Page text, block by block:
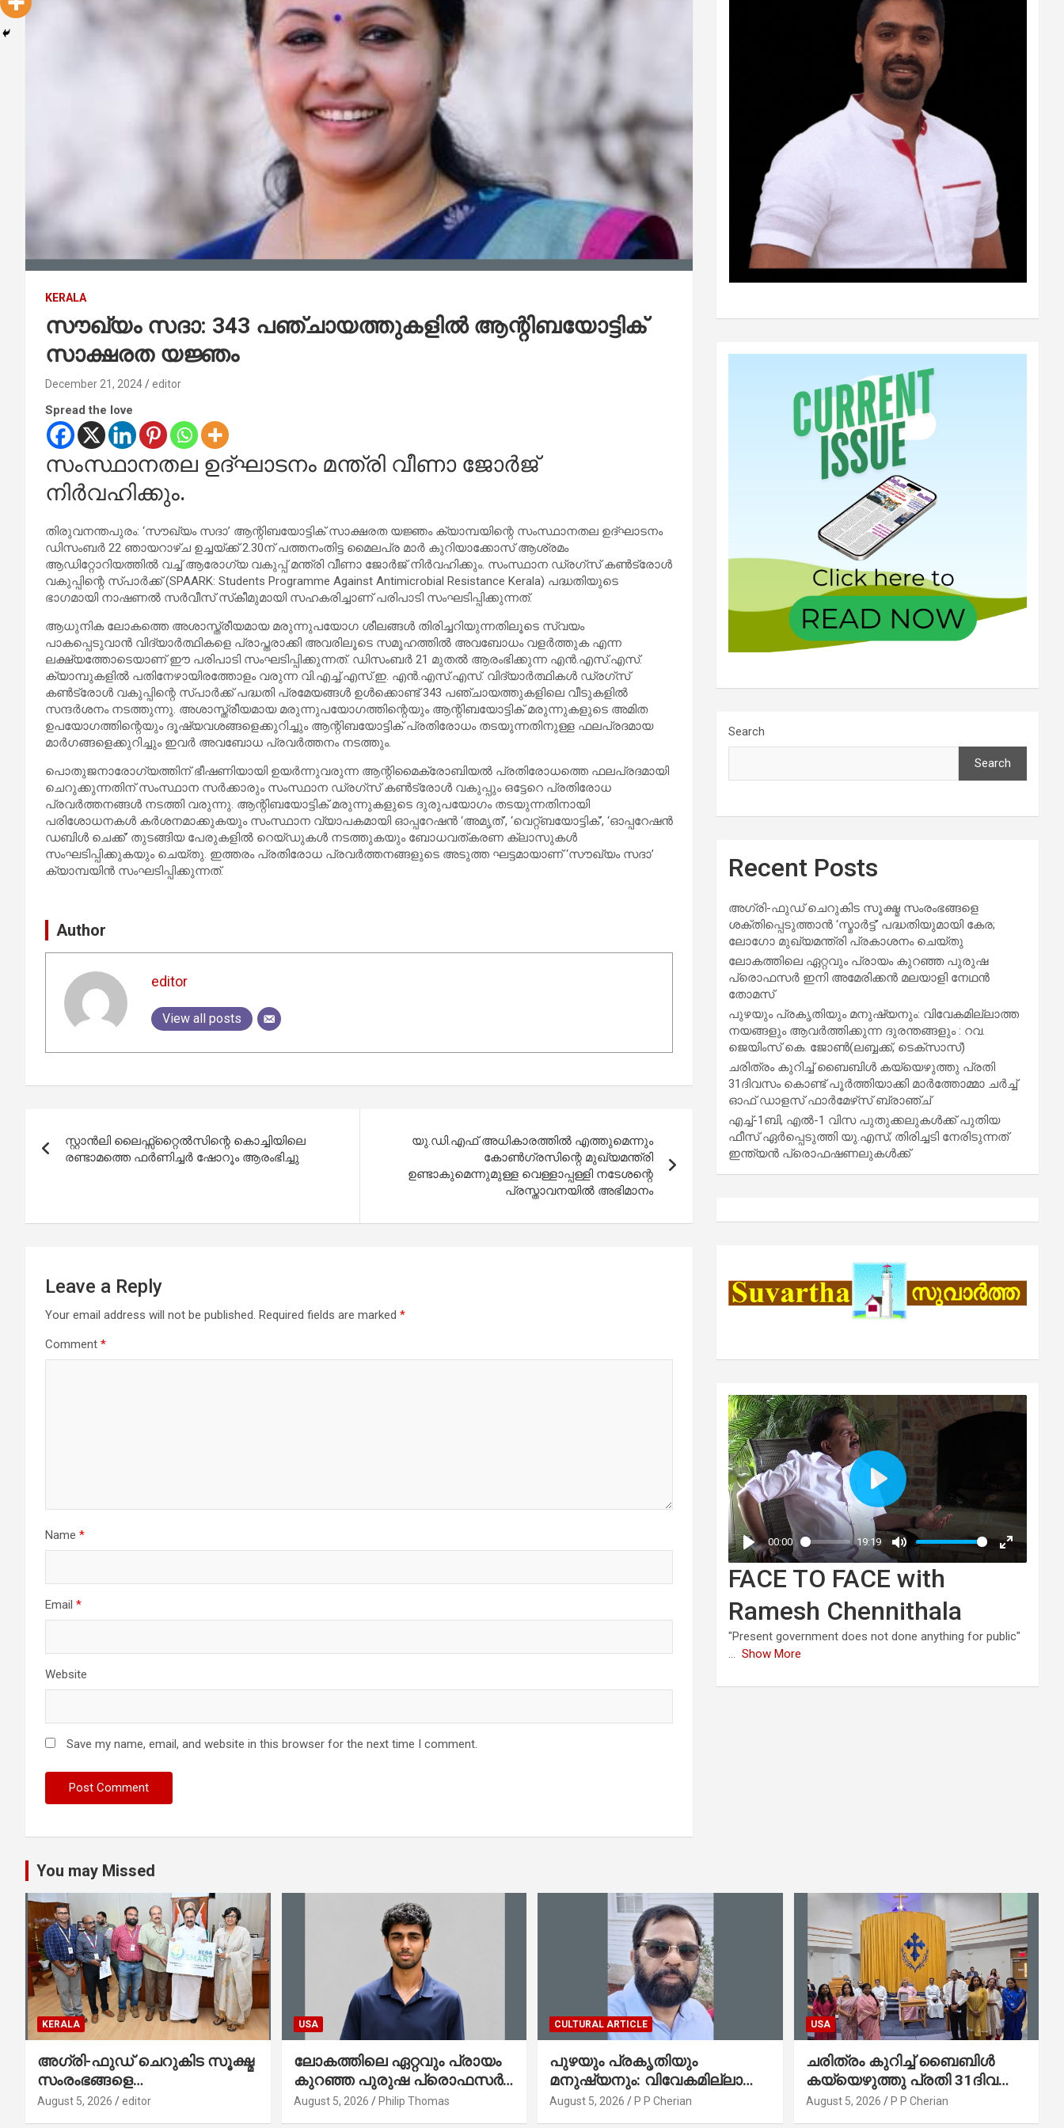
KERALA
സൗഖ്യം സദാ: 343 പഞ്ചായത്തുകളില്‍ ആന്റിബയോട്ടിക്
സാക്ഷരത യജ്ഞം
December 21, 2024 editor
Spread the love
സംസ്ഥാനതല ഉദ്ഘാടനം മന്ത്രി വീണാ ജോര്‍ജ്
നിര്‍വഹിക്കും.
തിരുവനന്തപുരം: ‘സൗഖ്യം സദാ’ ആന്റിബയോട്ടിക് സാക്ഷരത യജ്ഞം ക്യാമ്പയിന്റെ സംസ്ഥാനതല ഉദ്ഘാടനം
ഡിസംബര്‍ 22 ഞായറാഴ്ച ഉച്ചയ്ക്ക് 2.30ന് പത്തനംതിട്ട മൈലപ്ര മാര്‍ കുറിയാക്കോസ് ആശ്രമം
ആഡിറ്റോറിയത്തില്‍ വച്ച് ആരോഗ്യ വകുപ്പ് മന്ത്രി വീണാ ജോര്‍ജ് നിര്‍വഹിക്കും. സംസ്ഥാന ഡ്രഗ്‌സ് കണ്‍ട്രോള്‍
വകുപ്പിന്റെ സ്പാര്‍ക്ക് (SPAARK: Students Programme Against Antimicrobial Resistance Kerala) പദ്ധതിയുടെ
ഭാഗമായി നാഷണല്‍ സര്‍വീസ് സ്‌കീമുമായി സഹകരിച്ചാണ് പരിപാടി സംഘടിപ്പിക്കുന്നത്.
ആധുനിക ലോകത്തെ അശാസ്ത്രീയമായ മരുന്നുപയോഗ ശീലങ്ങള്‍ തിരിച്ചറിയുന്നതിലൂടെ സ്വയം
പാകപ്പെടുവാന്‍ വിദ്യാര്‍ത്ഥികളെ പ്രാപ്തരാക്കി അവരിലൂടെ സമൂഹത്തില്‍ അവബോധം വളര്‍ത്തുക എന്ന
ലക്ഷ്യത്തോടെയാണ് ഈ പരിപാടി സംഘടിപ്പിക്കുന്നത്. ഡിസംബര്‍ 21 മുതല്‍ ആരംഭിക്കുന്ന എന്‍.എസ്.എസ്.
ക്യാമ്പുകളില്‍ പതിനേഴായിരത്തോളം വരുന്ന വി.എച്ച്.എസ്.ഇ. എന്‍.എസ്.എസ്. വിദ്യാര്‍ത്ഥികള്‍ ഡ്രഗ്‌സ്
കണ്‍ട്രോള്‍ വകുപ്പിന്റെ സ്പാര്‍ക്ക് പദ്ധതി പ്രമേയങ്ങള്‍ ഉള്‍ക്കൊണ്ട് 343 പഞ്ചായത്തുകളിലെ വീടുകളില്‍
സന്ദര്‍ശനം നടത്തുന്നു. അശാസ്ത്രീയമായ മരുന്നുപയോഗത്തിന്റെയും ആന്റിബയോട്ടിക് മരുന്നുകളുടെ അമിത
ഉപയോഗത്തിന്റെയും ദൂഷ്യവശങ്ങളെക്കുറിച്ചും ആന്റിബയോട്ടിക് പ്രതിരോധം തടയുന്നതിനുള്ള ഫലപ്രദമായ
മാര്‍ഗങ്ങളെക്കുറിച്ചും ഇവര്‍ അവബോധ പ്രവര്‍ത്തനം നടത്തും.
പൊതുജനാരോഗ്യത്തിന് ഭീഷണിയായി ഉയര്‍ന്നുവരുന്ന ആന്റിമൈക്രോബിയല്‍ പ്രതിരോധത്തെ ഫലപ്രദമായി
ചെറുക്കുന്നതിന് സംസ്ഥാന സര്‍ക്കാരും സംസ്ഥാന ഡ്രഗ്‌സ് കണ്‍ട്രോള്‍ വകുപ്പും ഒട്ടേറെ പ്രതിരോധ
പ്രവര്‍ത്തനങ്ങള്‍ നടത്തി വരുന്നു. ആന്റിബയോട്ടിക് മരുന്നുകളുടെ ദുരുപയോഗം തടയുന്നതിനായി
പരിശോധനകള്‍ കര്‍ശനമാക്കുകയും സംസ്ഥാന വ്യാപകമായി ഓപ്പറേഷന്‍ ‘അമൃത്’, ‘വെറ്റ്ബയോട്ടിക്’, ‘ഓപ്പറേഷന്‍
ഡബിള്‍ ചെക്ക്’ തുടങ്ങിയ പേരുകളില്‍ റെയ്ഡുകള്‍ നടത്തുകയും ബോധവത്കരണ ക്ലാസുകള്‍
സംഘടിപ്പിക്കുകയും ചെയ്തു. ഇത്തരം പ്രതിരോധ പ്രവര്‍ത്തനങ്ങളുടെ അടുത്ത ഘട്ടമായാണ് ‘സൗഖ്യം സദാ’
ക്യാമ്പയിന്‍ സംഘടിപ്പിക്കുന്നത്.
Author
editor
View all posts
navigation
സ്റ്റാന്‍ലി ലൈഫ്സ്റ്റൈല്‍സിന്റെ കൊച്ചിയിലെ
രണ്ടാമത്തെ ഫര്‍ണിച്ചര്‍ ഷോറൂം ആരംഭിച്ചു
യു.ഡി.എഫ് അധികാരത്തില്‍ എത്തുമെന്നും
കോണ്‍ഗ്രസിന്റെ മുഖ്യമന്ത്രി
ഉണ്ടാകുമെന്നുമുള്ള വെള്ളാപ്പള്ളി നടേശന്റെ
പ്രസ്താവനയില്‍ അഭിമാനം
Leave a Reply
Your email address will not be published. Required fields are marked *
Comment *
Name *
Email *
Website
Save my name, email, and website in this browser for the next time I comment.
Search
Search
Recent Posts
അഗ്രി-ഫുഡ് ചെറുകിട സൂക്ഷ്മ സംരംഭങ്ങളെ
ശക്തിപ്പെടുത്താന്‍ ‘സ്മാര്‍ട്ട്’ പദ്ധതിയുമായി കേര;
ലോഗോ മുഖ്യമന്ത്രി പ്രകാശനം ചെയ്തു
ലോകത്തിലെ ഏറ്റവും പ്രായം കുറഞ്ഞ പുരുഷ
പ്രൊഫസർ ഇനി അമേരിക്കൻ മലയാളി നേഥൻ
തോമസ്
പുഴയും പ്രകൃതിയും മനുഷ്യനും: വിവേകമില്ലാത്ത
നയങ്ങളും ആവർത്തിക്കുന്ന ദുരന്തങ്ങളും : റവ.
ജെയിംസ് കെ. ജോൺ(ലബ്ബക്ക്, ടെക്സാസ്)
ചരിത്രം കുറിച്ച് ബൈബിൾ കയ്യെഴുത്തു പ്രതി
31ദിവസം കൊണ്ട് പൂർത്തിയാക്കി മാർത്തോമ്മാ ചർച്ച്
ഓഫ് ഡാളസ് ഫാർമേഴ്‌സ് ബ്രാഞ്ച്
എച്ച്-1ബി, എൽ-1 വിസ പുതുക്കലുകൾക്ക് പുതിയ
ഫീസ് ഏർപ്പെടുത്തി യു.എസ്; തിരിച്ചടി നേരിടുന്നത്
ഇന്ത്യൻ പ്രൊഫഷണലുകൾക്ക്
FACE TO FACE with
Ramesh Chennithala
"Present government does not done anything for public"
... Show More
You may Missed
KERALA
അഗ്രി-ഫുഡ് ചെറുകിട സൂക്ഷ്മ
സംരംഭങ്ങളെ
ശക്തിപ്പെടുത്താന്‍ ‘സ്മാര്‍ട്ട്’
August 5, 2026 editor
USA
ലോകത്തിലെ ഏറ്റവും പ്രായം
കുറഞ്ഞ പുരുഷ പ്രൊഫസർ
ഇനി അമേരിക്കൻ മലയാളി
August 5, 2026 Philip Thomas
CULTURAL ARTICLE
പുഴയും പ്രകൃതിയും
മനുഷ്യനും: വിവേകമില്ലാത്ത
നയങ്ങളും ആവർത്തിക്കുന്ന
August 5, 2026 P P Cherian
USA
ചരിത്രം കുറിച്ച് ബൈബിൾ
കയ്യെഴുത്തു പ്രതി 31ദിവസം
കൊണ്ട് പൂർത്തിയാക്കി
August 5, 2026 P P Cherian